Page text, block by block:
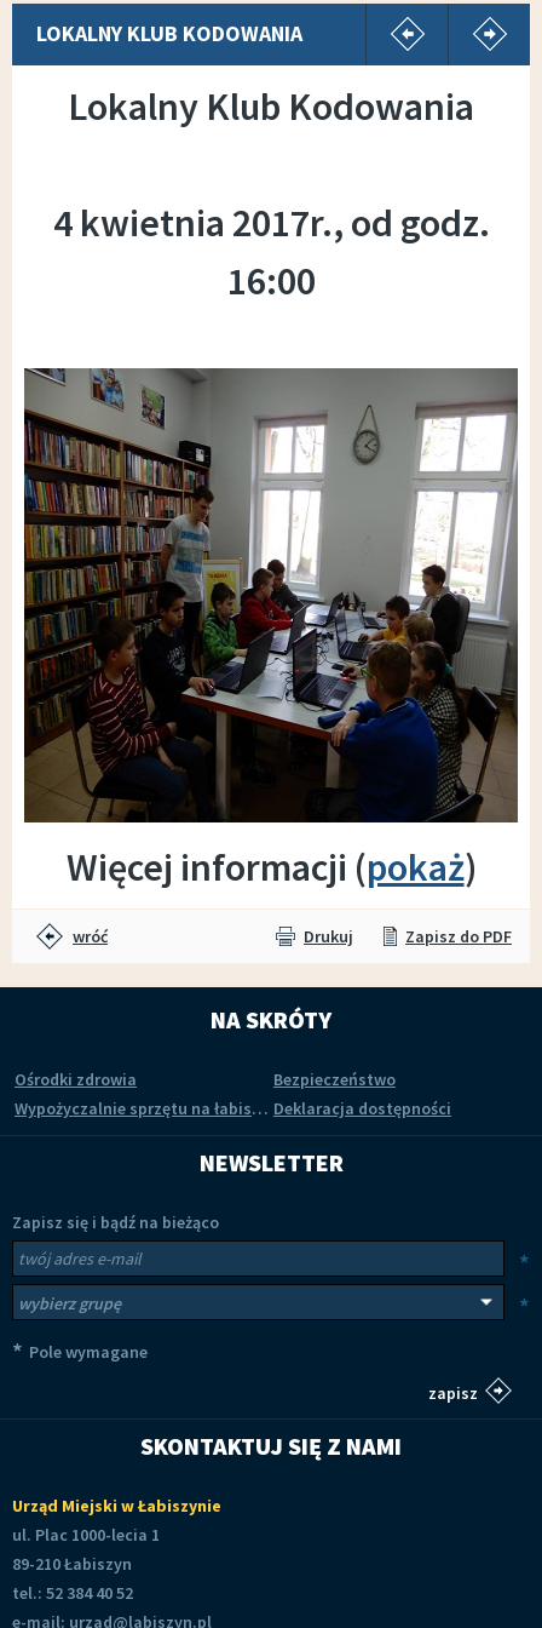
LOKALNY KLUB KODOWANIA
pokaż
Lokalny Klub Kodowania
4 kwietnia 2017r., od godz.
16:00
Więcej informacji (pokaż)
wróć Drukuj Zapisz do PDF
NA SKRÓTY
Ośrodki zdrowia
Bezpieczeństwo
Wypożyczalnie sprzętu na łabiszyńskiej wyspie Deklaracja dostępności
NEWSLETTER
Zapisz się i bądź na bieżąco
Newsletter
*
*
* Pole wymagane
SKONTAKTUJ SIĘ Z NAMI
Urząd Miejski w Łabiszynie
ul. Plac 1000-lecia 1
89-210 Łabiszyn
tel.: 52 384 40 52
e-mail: urzad@labiszyn.pl